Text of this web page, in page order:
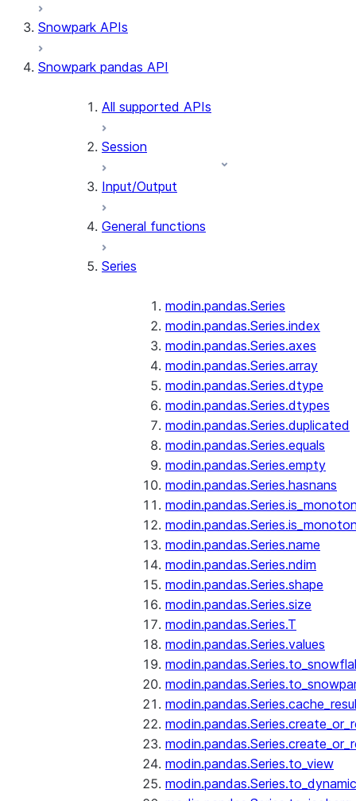
Snowpark APIs
Snowpark pandas API
All supported APIs
Session
Input/Output
General functions
Series
modin.pandas.Series
modin.pandas.Series.index
modin.pandas.Series.axes
modin.pandas.Series.array
modin.pandas.Series.dtype
modin.pandas.Series.dtypes
modin.pandas.Series.duplicated
modin.pandas.Series.equals
modin.pandas.Series.empty
modin.pandas.Series.hasnans
modin.pandas.Series.name
modin.pandas.Series.ndim
modin.pandas.Series.shape
modin.pandas.Series.size
modin.pandas.Series.T
modin.pandas.Series.values
modin.pandas.Series.to_view